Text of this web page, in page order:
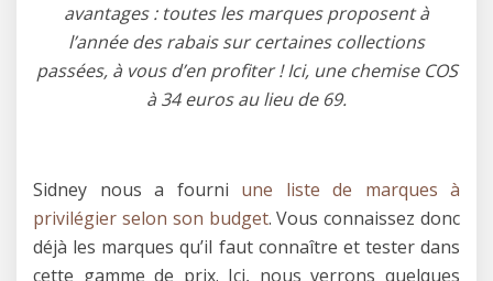
avantages : toutes les marques proposent à
l’année des rabais sur certaines collections
passées, à vous d’en profiter ! Ici, une chemise COS
à 34 euros au lieu de 69.
Sidney nous a fourni une liste de marques à
privilégier selon son budget. Vous connaissez donc
déjà les marques qu’il faut connaître et tester dans
cette gamme de prix. Ici, nous verrons quelques